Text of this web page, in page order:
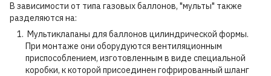
В зависимости от типа газовых баллонов, "мульты" также
разделяются на:
Мультиклапаны для баллонов цилиндрической формы.
При монтаже они оборудуются вентиляционным
приспособлением, изготовленным в виде специальной
коробки, к которой присоединен гофрированный шланг